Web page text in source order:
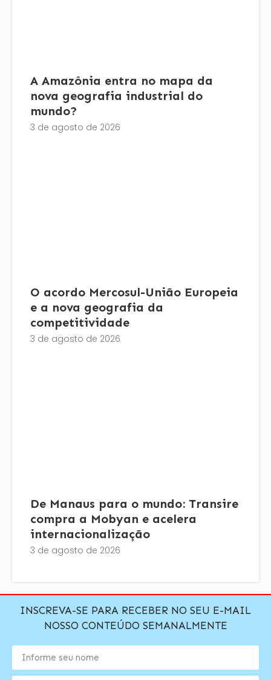
A Amazônia entra no mapa da
nova geografia industrial do
mundo?
3 de agosto de 2026
O acordo Mercosul-União Europeia
e a nova geografia da
competitividade
3 de agosto de 2026
De Manaus para o mundo: Transire
compra a Mobyan e acelera
internacionalização
3 de agosto de 2026
INSCREVA-SE PARA RECEBER NO SEU E-MAIL
NOSSO CONTEÚDO SEMANALMENTE